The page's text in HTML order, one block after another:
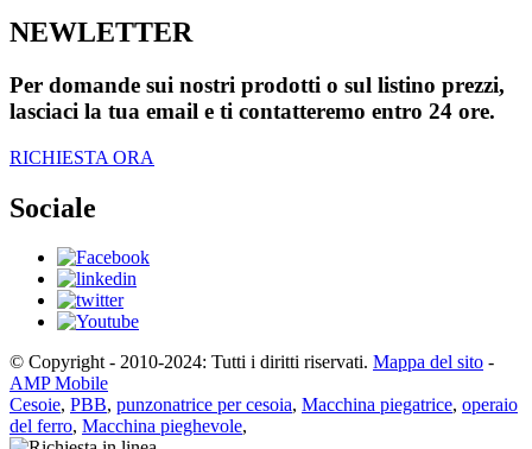
NEWLETTER
Per domande sui nostri prodotti o sul listino prezzi,
lasciaci la tua email e ti contatteremo entro 24 ore.
RICHIESTA ORA
Sociale
© Copyright - 2010-2024: Tutti i diritti riservati. Mappa del sito -
AMP Mobile
Cesoie, PBB, punzonatrice per cesoia, Macchina piegatrice, operaio
del ferro, Macchina pieghevole,